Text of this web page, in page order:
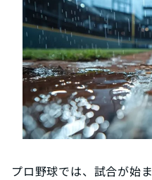
プロ野球では、試合が始